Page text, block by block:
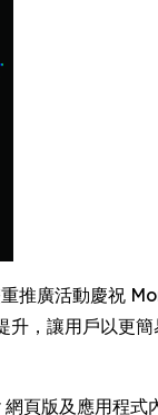
推廣活動慶祝
，讓用戶以更
頁版及應用程式